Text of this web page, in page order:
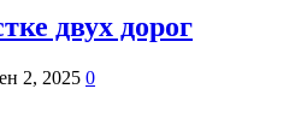
двух дорог
2, 2025 0